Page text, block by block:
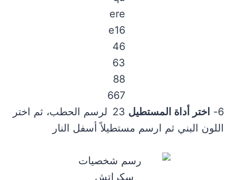
6- اختر أداة المستطيل
لرسم الحطب، ثم اختر
اللون البني ثم ارسم مستطيلاً أسفل النار